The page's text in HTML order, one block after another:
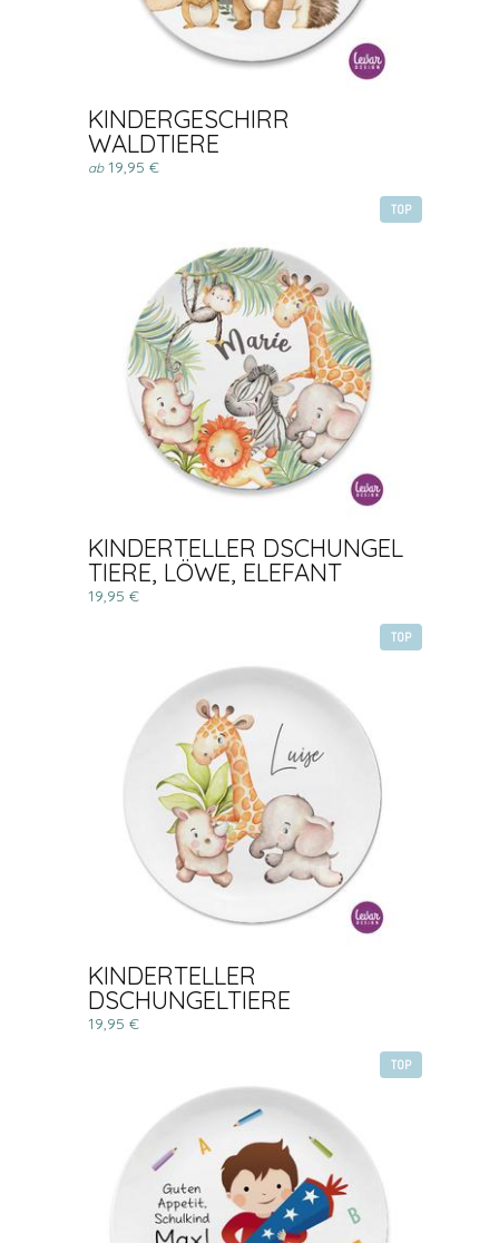
KINDERGESCHIRR
WALDTIERE
ab19,95 €
TOP
KINDERTELLER DSCHUNGEL
TIERE, LÖWE, ELEFANT
19,95 €
TOP
KINDERTELLER
DSCHUNGELTIERE
19,95 €
TOP